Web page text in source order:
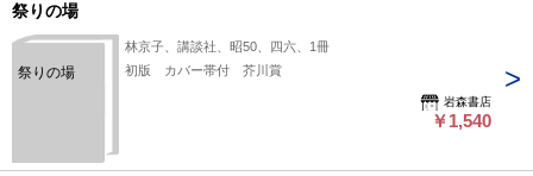
祭りの場
祭りの場
林京子、講談社、昭50、四六、1冊
初版 カバー帯付 芥川賞
岩森書店
￥1,540